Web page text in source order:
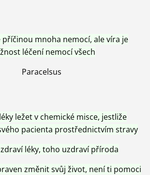
příčinou mnoha nemocí, ale víra je
léčení nemocí všech
Paracelsus
ležet v chemické misce, jestliže
pacienta prostřednictvím stravy
léky, toho uzdraví příroda
změnit svůj život, není ti pomoci